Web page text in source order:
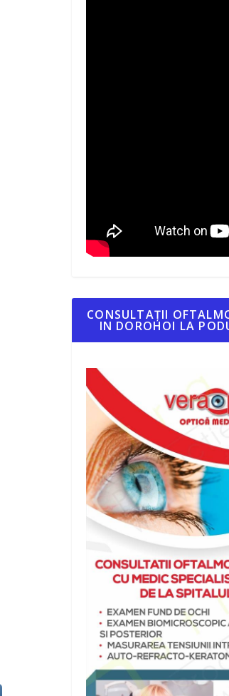
CONSULTAȚII
IN DOROHOI LA